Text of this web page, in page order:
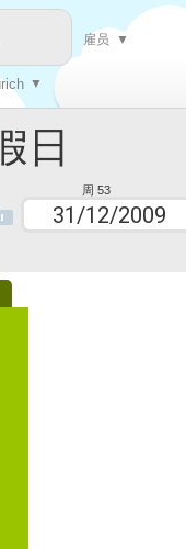
周 53
▼
雇员 ▼